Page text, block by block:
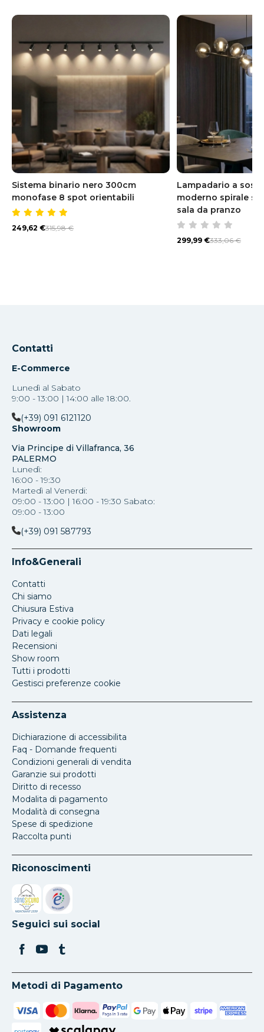
Sistema binario nero 300cm
monofase 8 spot orientabili
249,62 €315,98 €
Lampadario a
moderno spirale
sala da pranzo
299,99 €333,06 €
Contatti
E-Commerce
Lunedì al Sabato
9:00 - 13:00 | 14:00 alle 18:00.
(+39) 091 6121120
Showroom
Via Principe di Villafranca, 36
PALERMO
Lunedì:
16:00 - 19:30
Martedì al Venerdi:
09:00 - 13:00 | 16:00 - 19:30 Sabato:
09:00 - 13:00
(+39) 091 587793
Info&Generali
Contatti
Chi siamo
Chiusura Estiva
Privacy e cookie policy
Dati legali
Recensioni
Show room
Tutti i prodotti
Gestisci preferenze cookie
Assistenza
Dichiarazione di accessibilita
Faq - Domande frequenti
Condizioni generali di vendita
Garanzie sui prodotti
Diritto di recesso
Modalita di pagamento
Modalità di consegna
Spese di spedizione
Raccolta punti
Riconoscimenti
Si apre in una nuova scheda
Si apre in una nuova scheda
Seguici sui social
Metodi di Pagamento